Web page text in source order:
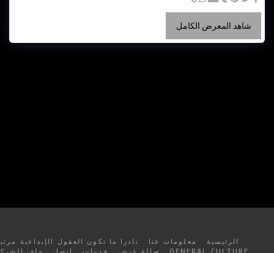
شاهد المعرض الكامل
الرئيسية معلومات عنا
نادرا ما تكون العقول الإبداعية مرتبة
GENERAL CULTURE
صالة عرض خدمات اتصل ملف الشركة